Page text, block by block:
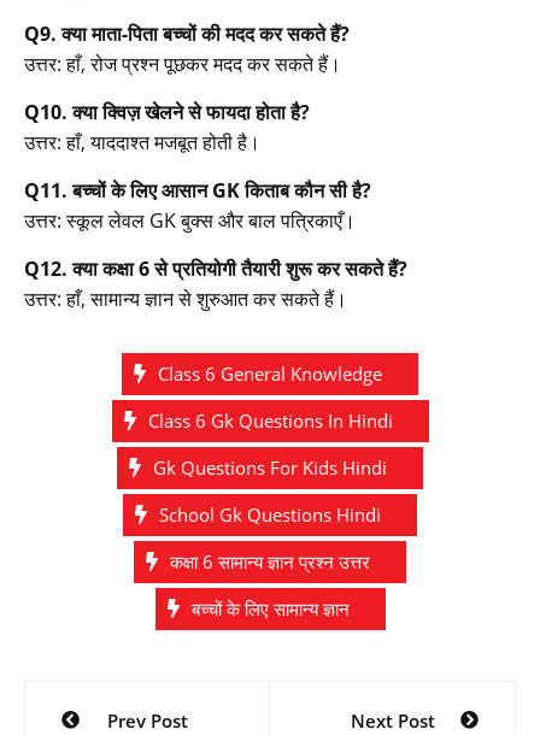
Q9. क्या माता-पिता बच्चों की मदद कर सकते हैं?
उत्तर: हाँ, रोज प्रश्न पूछकर मदद कर सकते हैं।
Q10. क्या क्विज़ खेलने से फायदा होता है?
उत्तर: हाँ, याददाश्त मजबूत होती है।
Q11. बच्चों के लिए आसान GK किताब कौन सी है?
उत्तर: स्कूल लेवल GK बुक्स और बाल पत्रिकाएँ।
Q12. क्या कक्षा 6 से प्रतियोगी तैयारी शुरू कर सकते हैं?
उत्तर: हाँ, सामान्य ज्ञान से शुरुआत कर सकते हैं।
Class 6 General Knowledge
Class 6 Gk Questions In Hindi
Gk Questions For Kids Hindi
School Gk Questions Hindi
कक्षा 6 सामान्य ज्ञान प्रश्न उत्तर
बच्चों के लिए सामान्य ज्ञान
Post
Prev Post Next Post